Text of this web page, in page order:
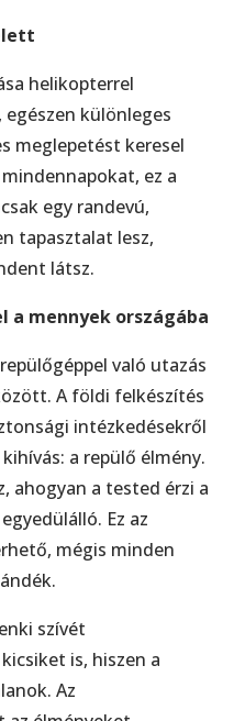
helikopterrel
különleges
meglepetést keresel
ez a
egy randevú,
tapasztalat lesz,
látsz.
a mennyek országába
való utazás
A földi felkészítés
intézkedésekről
a repülő élmény.
ahogyan a tested érzi a
Ez az
mégis minden
szívét
is, hiszen a
Az